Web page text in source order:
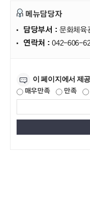
메뉴담당자
담당부서 : 문화체육
연락처 :042-606-
이 페이지에서 제
매우만족 만족